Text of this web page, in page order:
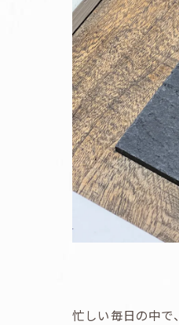
忙しい毎日の中で